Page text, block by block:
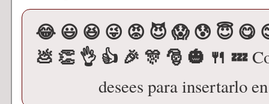
😂 😃 😆 😜 😡 😈 😱 😰 😇 😋
💩 👏 👌 👍 🎉 🎊 🎅 🎃 🍴 💤
desees para insertarlo